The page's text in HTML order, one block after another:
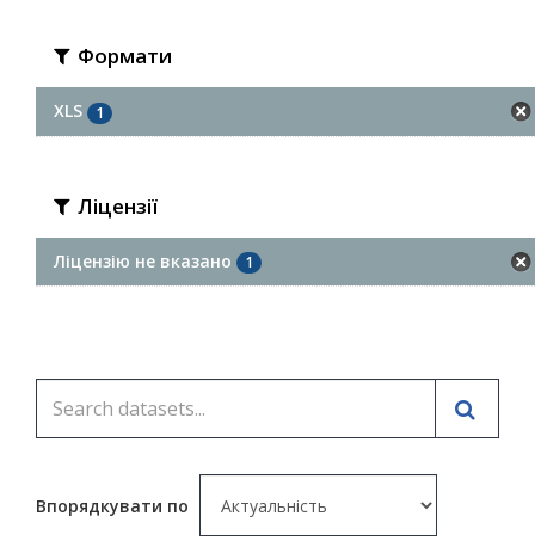
Формати
XLS 1
Ліцензії
Ліцензію не вказано 1
Впорядкувати по